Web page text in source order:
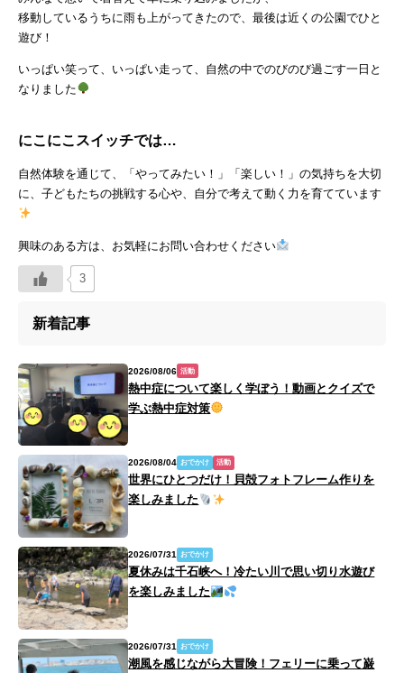
移動しているうちに雨も上がってきたので、最後は近くの公園でひと
遊び！
いっぱい笑って、いっぱい走って、自然の中でのびのび過ごす一日と
なりました
にこにこスイッチでは…
自然体験を通じて、「やってみたい！」「楽しい！」の気持ちを大切
に、子どもたちの挑戦する心や、自分で考えて動く力を育てています
興味のある方は、お気軽にお問い合わせください
3
新着記事
2026/08/06 活動
熱中症について楽しく学ぼう！動画とクイズで
学ぶ熱中症対策
2026/08/04 おでかけ 活動
世界にひとつだけ！貝殻フォトフレーム作りを
楽しみました
2026/07/31 おでかけ
夏休みは千石峡へ！冷たい川で思い切り水遊び
を楽しみました
2026/07/31 おでかけ
潮風を感じながら大冒険！フェリーに乗って巌